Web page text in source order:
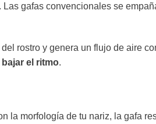
gafas convencionales se
rostro y genera un flujo de aire
el ritmo.
la morfología de tu nariz, la gafa